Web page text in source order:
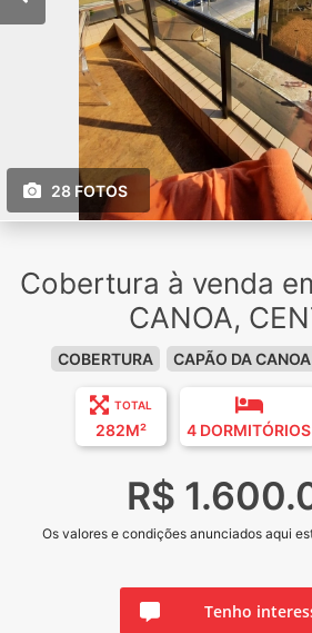
28 FOTOS
Cobertura à venda
CANOA,
COBERTURA CAPÃO DA CANOA
TOTAL
282M² 4 DORMITÓRIOS
R$
Os valores e condições anunciados aqui
Tenho